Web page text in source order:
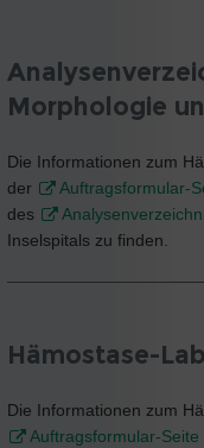
Morphologie
Die Informationen zum
der
Auftragsformular-
des
Inselspitals zu finden.
Hämostase-
Die Informationen zum
Auftragsformular-Seite